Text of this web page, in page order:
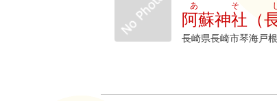
阿蘇神社（
あそ
長崎県長崎市琴海戸